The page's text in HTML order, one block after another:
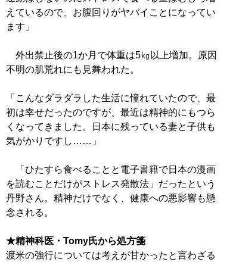
えているので、お腹回りがヤバイことになってい
ます」
外出禁止後の1か月で体重は5㎏以上増加。原因
不明の肌荒れにも見舞われた。
「こんなダラダラした生活に憧れていたので、最
初は幸せだったのですが、最近は精神的にもつら
くなってきました。日本に残っている妻と子供も
気がかりですし……」
「ひたすら食べることと電子書籍で日本の漫画
を読むことだけがストレス発散法」だったという
丹野さん。精神だけでなく、健康への悪影響も懸
念される。
★精神科医・Tomy氏から処方箋
渡米の強行については考えが甘かったと言わざる